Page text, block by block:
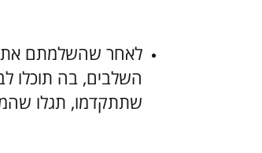
לאחר שהשלמתם את
השלבים, בה תוכלו
שתתקדמו, תגלו